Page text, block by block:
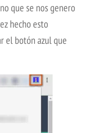
que se nos genero
hecho esto
el botón azul que